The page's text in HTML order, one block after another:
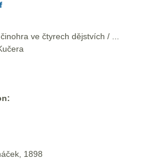
ve čtyrech dějstvích / ...
1898